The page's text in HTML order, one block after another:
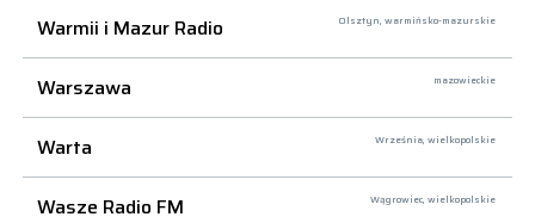
Warmii i Mazur Radio
Olsztyn, warmińsko-mazurskie
Warszawa mazowieckie
Warta Września, wielkopolskie
Wasze Radio FM Wągrowiec, wielkopolskie